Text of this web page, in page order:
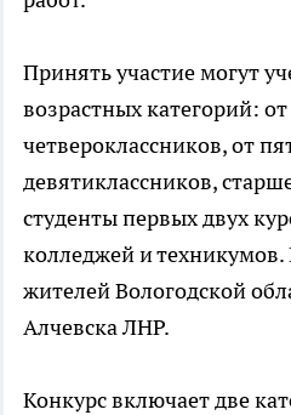
Принять участие могут
возрастных категорий:
четвероклассников, от
девятиклассников,
студенты первых двух
колледжей и техникумов.
жителей Вологодской
Алчевска ЛНР.
Конкурс включает две